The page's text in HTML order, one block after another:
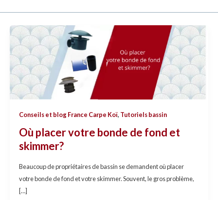
Conseils et blog France Carpe Koï, Tutoriels bassin
Où placer votre bonde de fond et
skimmer?
Beaucoup de propriétaires de bassin se demandent où placer
votre bonde de fond et votre skimmer. Souvent, le gros problème,
[…]
Où
placer
votre
bonde
de
fond
skimmer?